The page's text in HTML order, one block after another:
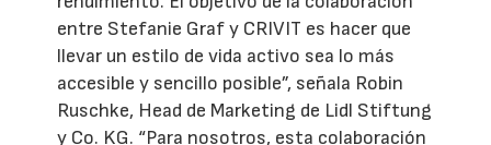
entre Stefanie Graf y CRIVIT es hacer que
llevar un estilo de vida activo sea lo más
accesible y sencillo posible”, señala Robin
Ruschke, Head de Marketing de Lidl Stiftung
y Co. KG. “Para nosotros, esta colaboración